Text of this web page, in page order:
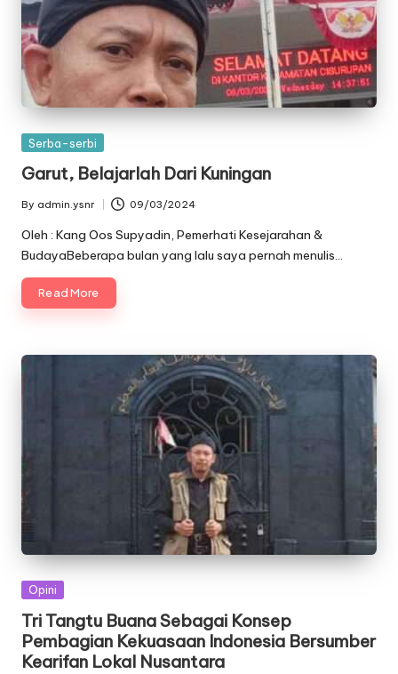
Posted
Serba-serbi
Garut, Belajarlah Dari Kuningan
Posted
by
By admin.ysnr 09/03/2024
Oleh : Kang Oos Supyadin, Pemerhati Kesejarahan &
BudayaBeberapa bulan yang lalu saya pernah menulis…
Read More
Posted
Opini
Tri Tangtu Buana Sebagai Konsep
Pembagian Kekuasaan Indonesia Bersumber
Kearifan Lokal Nusantara